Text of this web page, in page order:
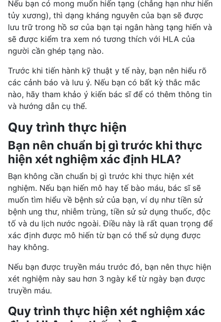
Nếu bạn có mong muốn hiến tạng (chẳng hạn như hiến
tủy xương), thì dạng kháng nguyên của bạn sẽ được
lưu trữ trong hồ sơ của bạn tại ngân hàng tạng hiến và
sẽ được kiểm tra xem nó tương thích với HLA của
người cần ghép tạng nào.
Trước khi tiến hành kỹ thuật y tế này, bạn nên hiểu rõ
các cảnh báo và lưu ý. Nếu bạn có bất kỳ thắc mắc
nào, hãy tham khảo ý kiến bác sĩ để có thêm thông tin
và hướng dẫn cụ thể.
Quy trình thực hiện
Bạn nên chuẩn bị gì trước khi thực
hiện xét nghiệm xác định HLA?
Bạn không cần chuẩn bị gì trước khi thực hiện xét
nghiệm. Nếu bạn hiến mô hay tế bào máu, bác sĩ sẽ
muốn tìm hiểu về bệnh sử của bạn, ví dụ như tiền sử
bệnh ung thư, nhiễm trùng, tiền sử sử dụng thuốc, độc
tố và du lịch nước ngoài. Điều này là rất quan trọng để
xác định được mô hiến từ bạn có thể sử dụng được
hay không.
Nếu bạn được truyền máu trước đó, bạn nên thực hiện
xét nghiệm này sau hơn 3 ngày kể từ ngày bạn được
truyền máu.
Quy trình thực hiện xét nghiệm xác